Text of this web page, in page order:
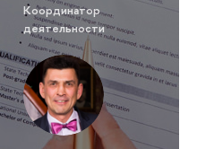
Координатор
деятельности